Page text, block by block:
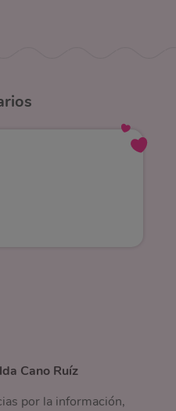
Cano Ruíz
por la información,